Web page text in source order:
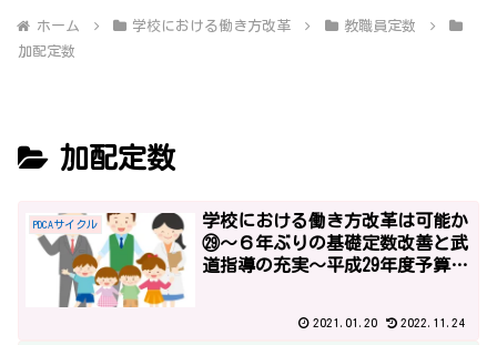
ホーム 学校における働き方改革
教職員定数
加配定数
加配定数
PDCAサイクル
学校における働き方改革は可能か
㉙～６年ぶりの基礎定数改善と武
道指導の充実～平成29年度予算2
2021.01.20 2022.11.24